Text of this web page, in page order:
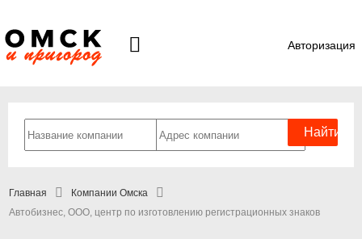
Авторизация
Главная
Компании Омска
Автобизнес, ООО, центр по изготовлению регистрационных знаков